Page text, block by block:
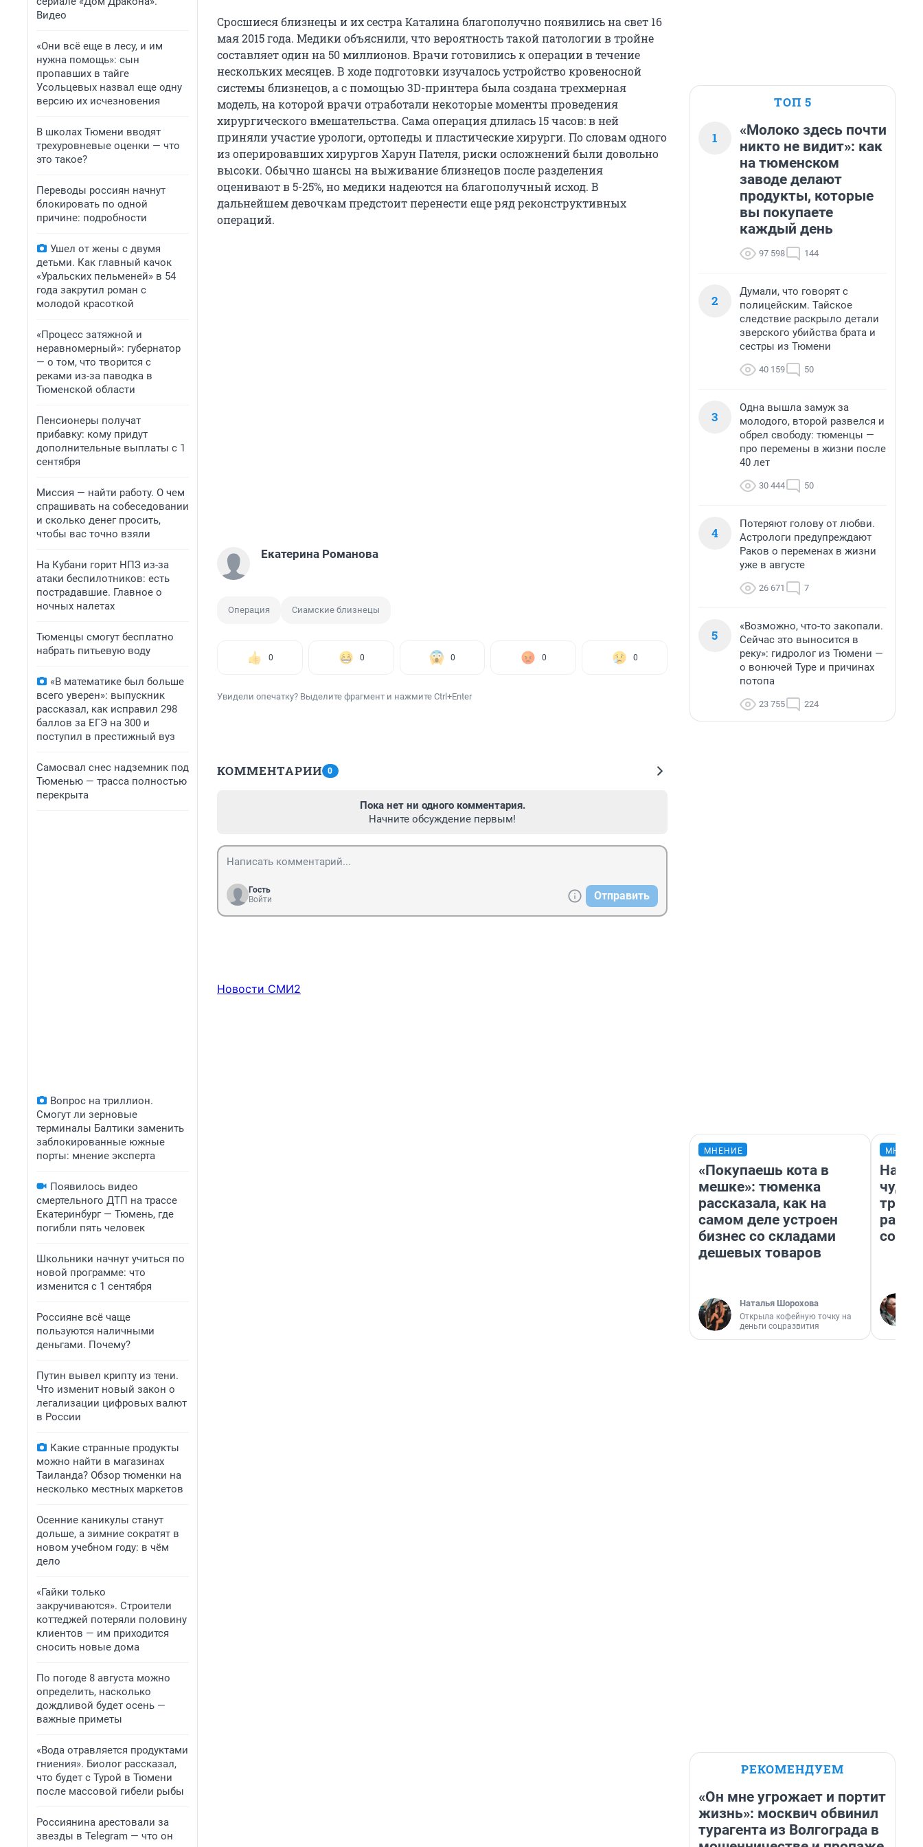
Видео
«Они всё еще в лесу, и им
нужна помощь»: сын
пропавших в тайге
Усольцевых назвал еще одну
версию их исчезновения
В школах Тюмени вводят
трехуровневые оценки — что
это такое?
Переводы россиян начнут
блокировать по одной
причине: подробности
Ушел от жены с двумя
детьми. Как главный качок
«Уральских пельменей» в 54
года закрутил роман с
молодой красоткой
«Процесс затяжной и
неравномерный»: губернатор
— о том, что творится с
реками из-за паводка в
Тюменской области
Пенсионеры получат
прибавку: кому придут
дополнительные выплаты с 1
сентября
Миссия — найти работу. О чем
спрашивать на собеседовании
и сколько денег просить,
чтобы вас точно взяли
На Кубани горит НПЗ из-за
атаки беспилотников: есть
пострадавшие. Главное о
ночных налетах
Тюменцы смогут бесплатно
набрать питьевую воду
«В математике был больше
всего уверен»: выпускник
рассказал, как исправил 298
баллов за ЕГЭ на 300 и
поступил в престижный вуз
Самосвал снес надземник под
Тюменью — трасса полностью
перекрыта
Вопрос на триллион.
Смогут ли зерновые
терминалы Балтики заменить
заблокированные южные
порты: мнение эксперта
Появилось видео
смертельного ДТП на трассе
Екатеринбург — Тюмень, где
погибли пять человек
Школьники начнут учиться по
новой программе: что
изменится с 1 сентября
Россияне всё чаще
пользуются наличными
деньгами. Почему?
Путин вывел крипту из тени.
Что изменит новый закон о
легализации цифровых валют
в России
Какие странные продукты
можно найти в магазинах
Таиланда? Обзор тюменки на
несколько местных маркетов
Осенние каникулы станут
дольше, а зимние сократят в
новом учебном году: в чём
дело
«Гайки только
закручиваются». Строители
коттеджей потеряли половину
клиентов — им приходится
сносить новые дома
По погоде 8 августа можно
определить, насколько
дождливой будет осень —
важные приметы
«Вода отравляется продуктами
гниения». Биолог рассказал,
что будет с Турой в Тюмени
после массовой гибели рыбы
Россиянина арестовали за
звезды в Telegram — что он
Сросшиеся близнецы и их сестра Каталина благополучно появились на свет 16
мая 2015 года. Медики объяснили, что вероятность такой патологии в тройне
составляет один на 50 миллионов. Врачи готовились к операции в течение
нескольких месяцев. В ходе подготовки изучалось устройство кровеносной
системы близнецов, а с помощью 3D-принтера была создана трехмерная
модель, на которой врачи отработали некоторые моменты проведения
хирургического вмешательства. Сама операция длилась 15 часов: в ней
приняли участие урологи, ортопеды и пластические хирурги. По словам одного
из оперировавших хирургов Харун Пателя, риски осложнений были довольно
высоки. Обычно шансы на выживание близнецов после разделения
оценивают в 5-25%, но медики надеются на благополучный исход. В
дальнейшем девочкам предстоит перенести еще ряд реконструктивных
операций.
Екатерина Романова
Операция Сиамские близнецы
0 0 0 0 0
Увидели опечатку? Выделите фрагмент и нажмите Ctrl+Enter
КОММЕНТАРИИ 0
Пока нет ни одного комментария.
Начните обсуждение первым!
Гость
Войти
Отправить
Новости СМИ2
ТОП 5
1
«Молоко здесь почти
никто не видит»: как
на тюменском
заводе делают
продукты, которые
вы покупаете
каждый день
97 598 144
2
Думали, что говорят с
полицейским. Тайское
следствие раскрыло детали
зверского убийства брата и
сестры из Тюмени
40 159 50
3
Одна вышла замуж за
молодого, второй развелся и
обрел свободу: тюменцы —
про перемены в жизни после
40 лет
30 444 50
4
Потеряют голову от любви.
Астрологи предупреждают
Раков о переменах в жизни
уже в августе
26 671 7
5
«Возможно, что-то закопали.
Сейчас это выносится в
реку»: гидролог из Тюмени —
о вонючей Туре и причинах
потопа
23 755 224
МНЕНИЕ
«Покупаешь кота в
мешке»: тюменка
рассказала, как на
самом деле устроен
бизнес со складами
дешевых товаров
Наталья Шорохова
Открыла кофейную точку на
деньги соцразвития
РЕКОМЕНДУЕМ
«Он мне угрожает и портит
жизнь»: москвич обвинил
турагента из Волгограда в